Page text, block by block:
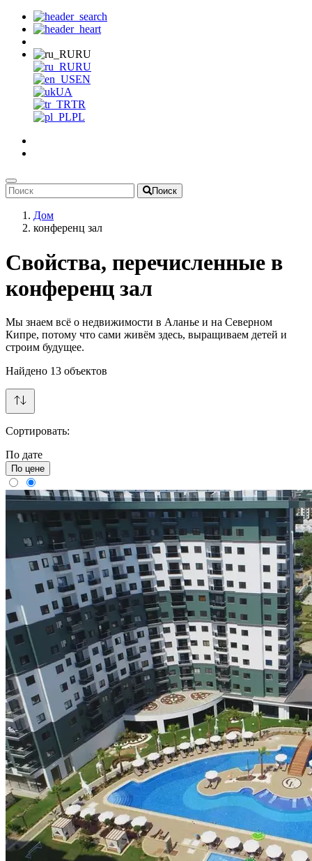
RU
RU
EN
UA
TR
PL
Поиск
Дом
конференц зал
Свойства, перечисленные в
конференц зал
Мы знаем всё о недвижимости в Аланье и на Северном
Кипре, потому что сами живём здесь, выращиваем детей и
строим будущее.
Найдено 13 объектов
Сортировать:
По дате
По цене